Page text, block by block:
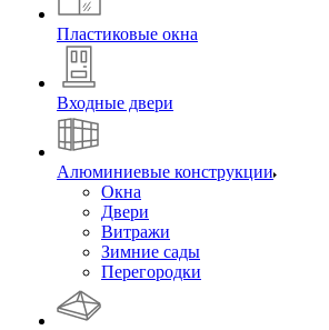
Пластиковые окна
Входные двери
Алюминиевые конструкции
Окна
Двери
Витражи
Зимние сады
Перегородки